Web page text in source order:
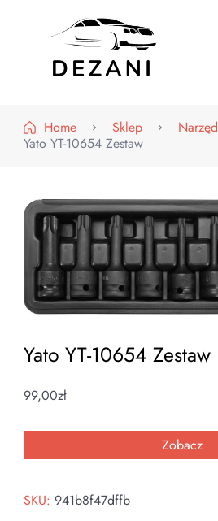
Home
Sklep
Yato YT-10654 Zestaw
Yato YT-10654 Zestaw
99,00zł
Zobacz
SKU: 941b8f47dffb